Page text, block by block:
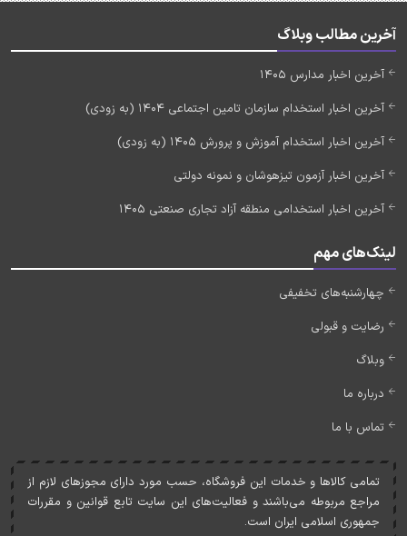
آخرین مطالب وبلاگ
آخرین اخبار مدارس 1405
آخرین اخبار استخدام سازمان تامین اجتماعی 1404 (به زودی)
آخرین اخبار استخدام آموزش و پرورش 1405 (به زودی)
آخرین اخبار آزمون تیزهوشان و نمونه دولتی
آخرین اخبار استخدامی منطقه آزاد تجاری صنعتی 1405
لینک‌های مهم
چهارشنبه‌های تخفیفی
رضایت و قبولی
وبلاگ
درباره ما
تماس با ما
تمامی کالاها و خدمات اين فروشگاه، حسب مورد دارای مجوزهای لازم از
مراجع مربوطه می‌باشند و فعاليت‌های اين سايت تابع قوانين و مقررات
جمهوری اسلامی ايران است.